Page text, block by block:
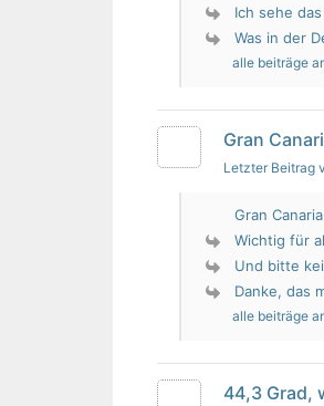
Ich sehe
Was in der
alle beiträge
Gran
Letzter Beitrag
Gran
Wichtig für
Und bitte
Danke, das
alle beiträge
44,3 Grad,